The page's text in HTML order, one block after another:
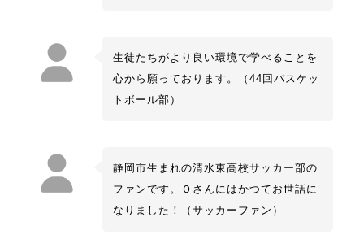
生徒たちがより良い環境で学べることを
心から願っております。（44回バスケッ
トボール部）
静岡市生まれの清水東高校サッカー部の
ファンです。Ｏさんにはかつてお世話に
なりました！（サッカーファン）